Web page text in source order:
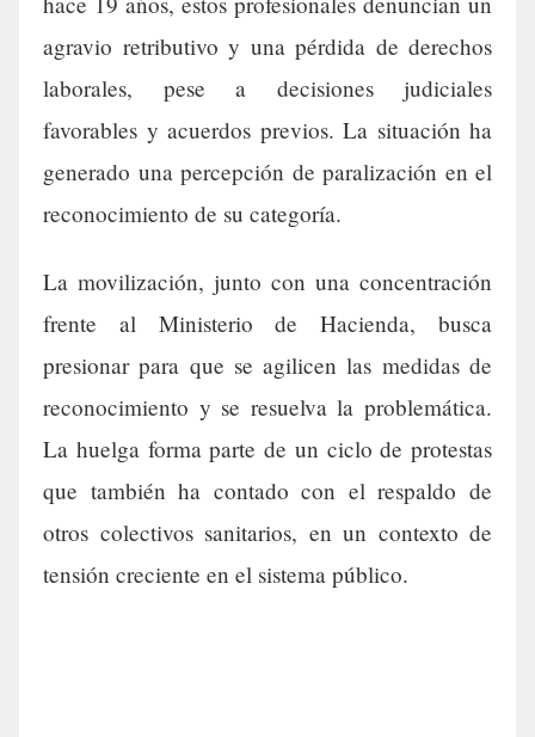
agravio retributivo y una pérdida de derechos
laborales, pese a decisiones judiciales
favorables y acuerdos previos. La situación ha
generado una percepción de paralización en el
reconocimiento de su categoría.
La movilización, junto con una concentración
frente al Ministerio de Hacienda, busca
presionar para que se agilicen las medidas de
reconocimiento y se resuelva la problemática.
La huelga forma parte de un ciclo de protestas
que también ha contado con el respaldo de
otros colectivos sanitarios, en un contexto de
tensión creciente en el sistema público.